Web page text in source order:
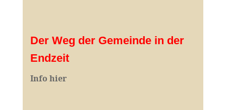
Der Weg der Gemeinde in der
Endzeit
Info hier